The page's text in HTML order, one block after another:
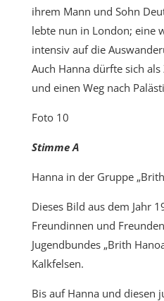
ihrem Mann und Sohn
lebte nun in London; eine
intensiv auf die
Auch Hanna dürfte sich
und einen Weg nach
Foto 10
Stimme A
Hanna in der Gruppe
Dieses Bild aus dem Jahr
Freundinnen und
Jugendbundes „Brith
Kalkfelsen.
Bis auf Hanna und diesen